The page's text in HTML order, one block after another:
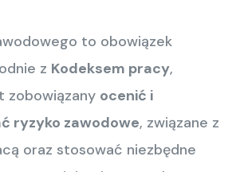
to obowiązek
z Kodeksem pracy,
zobowiązany ocenić i
ryzyko zawodowe, związane z
oraz stosować niezbędne